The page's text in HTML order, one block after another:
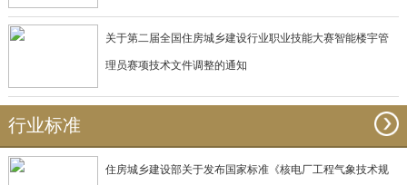
关于第二届全国住房城乡建设行业职业技能大赛智能楼宇管
理员赛项技术文件调整的通知
行业标准
住房城乡建设部关于发布国家标准《核电厂工程气象技术规